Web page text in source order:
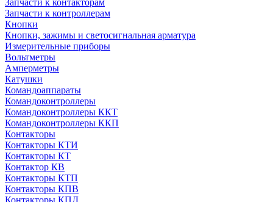
Запчасти к контакторам
Запчасти к контроллерам
Кнопки
Кнопки, зажимы и светосигнальная арматура
Измерительные приборы
Вольтметры
Амперметры
Катушки
Командоаппараты
Командоконтроллеры
Командоконтроллеры ККТ
Командоконтроллеры ККП
Контакторы
Контакторы КТИ
Контакторы КТ
Контактор КВ
Контакторы КТП
Контакторы КПВ